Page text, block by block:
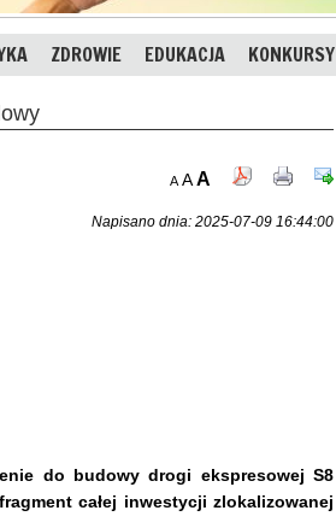
ZDROWIE EDUKACJA KONKURSY
A AA
Napisano dnia: 2025-07-09 16:44:00
do budowy drogi ekspresowej S8
całej inwestycji zlokalizowanej